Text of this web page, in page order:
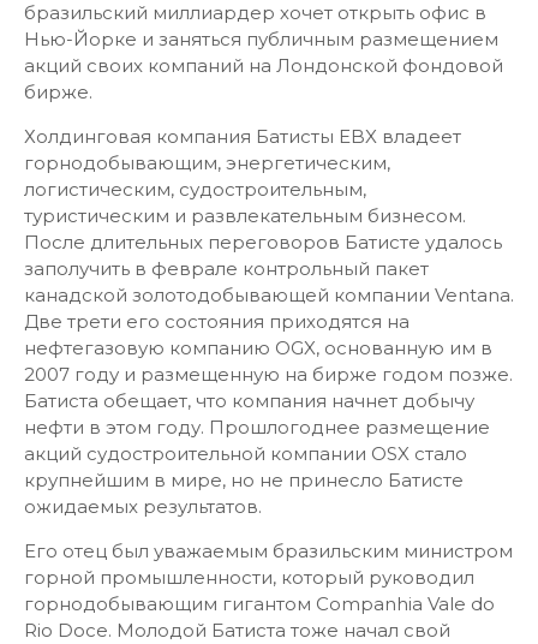
бразильский миллиардер хочет открыть офис в
Нью-Йорке и заняться публичным размещением
акций своих компаний на Лондонской фондовой
бирже.
Холдинговая компания Батисты EBX владеет
горнодобывающим, энергетическим,
логистическим, судостроительным,
туристическим и развлекательным бизнесом.
После длительных переговоров Батисте удалось
заполучить в феврале контрольный пакет
канадской золотодобывающей компании Ventana.
Две трети его состояния приходятся на
нефтегазовую компанию OGX, основанную им в
2007 году и размещенную на бирже годом позже.
Батиста обещает, что компания начнет добычу
нефти в этом году. Прошлогоднее размещение
акций судостроительной компании OSX стало
крупнейшим в мире, но не принесло Батисте
ожидаемых результатов.
Его отец был уважаемым бразильским министром
горной промышленности, который руководил
горнодобывающим гигантом Companhia Vale do
Rio Doce. Молодой Батиста тоже начал свой